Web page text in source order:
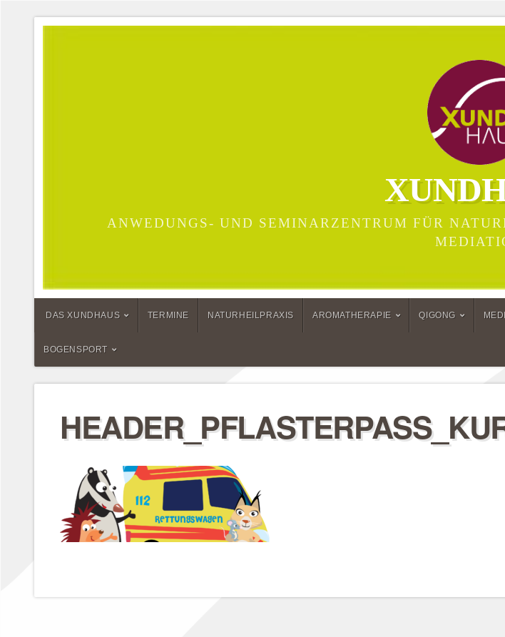
ANWEDUNGS- UND SEMINARZENTRUM FÜR
DAS XUNDHAUS TERMINE NATURHEILPRAXIS AROMATHERAPIE QIGONG
BOGENSPORT